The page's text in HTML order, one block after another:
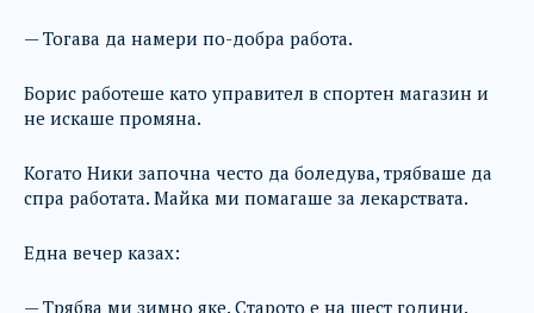
— Тогава да намери по-добра работа.
Борис работеше като управител в спортен магазин и
не искаше промяна.
Когато Ники започна често да боледува, трябваше да
спра работата. Майка ми помагаше за лекарствата.
Една вечер казах:
— Трябва ми зимно яке. Старото е на шест години.